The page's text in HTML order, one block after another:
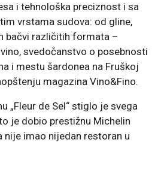
i tehnološka preciznost i sa
vrstama sudova: od gline,
bačvi različitih formata –
svedočanstvo o posebnosti
i mestu šardonea na Fruškoj
magazina Vino&Fino.
„Fleur de Sel“ stiglo je svega
je dobio prestižnu Michelin
nije imao nijedan restoran u